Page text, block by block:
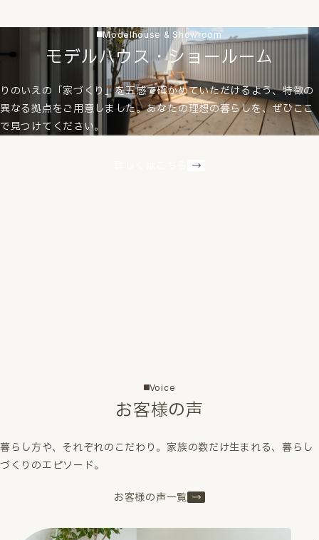
Modelhouse & Showroom
モデルハウス・ショールーム
りのいえの「家づくり」を五感で確かめていただけるよう、特徴の
異なる拠点をご用意しました。あなたの理想の暮らしを、ぜひここ
で見つけてください。
Voice
お客様の声
暮らし方や、それぞれのこだわり。家族の数だけ生まれる、暮らし
づくりのエピソード。
お客様の声一覧